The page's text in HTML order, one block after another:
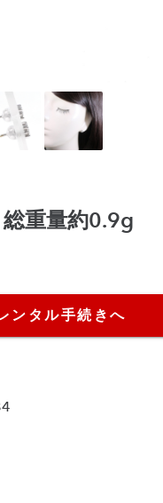
重量約0.9g
ンタル手続きへ